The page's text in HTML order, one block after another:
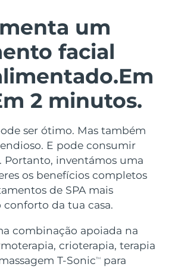
um
facial
Em
2 minutos.
ser ótimo. Mas também
E pode consumir
inventámos uma
os benefícios completos
de SPA mais
conforto da tua casa.
combinação apoiada na
crioterapia, terapia
T-SonicTM
para
4 kit
massage
4 Plus
LED heating
4 Men
anti-aging massage
Lifting facial
2 kit
toning
2 go
toning on-the-go
2 eyes & lips
line smoothing device
3 kit
facial hydration
infrared and red light therapy
Cuidado oral
4
silicone sonic toothbrush
4 plus
hybrid silicone sonic toothbrush
ANTIENVELHECIMENTO
Tratamentos LED
Entrega prevista
Entrega prevista
Entrega prevista 11/08/2026
Entrega prevista17/08/2026
Entrega prevista 14/08/2026
Entrega prevista16/08/2026
Entrega prevista
Entrega prevista15/08/2026
Entrega prevista